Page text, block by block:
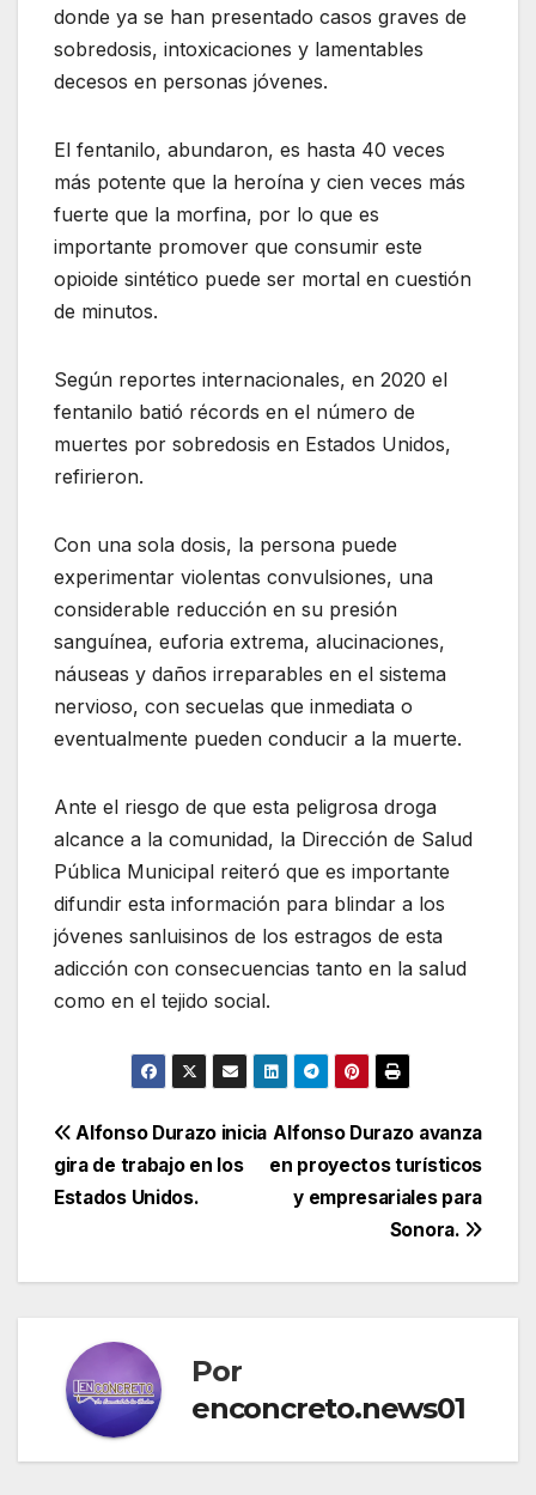
donde ya se han presentado casos graves de
sobredosis, intoxicaciones y lamentables
decesos en personas jóvenes.
El fentanilo, abundaron, es hasta 40 veces
más potente que la heroína y cien veces más
fuerte que la morfina, por lo que es
importante promover que consumir este
opioide sintético puede ser mortal en cuestión
de minutos.
Según reportes internacionales, en 2020 el
fentanilo batió récords en el número de
muertes por sobredosis en Estados Unidos,
refirieron.
Con una sola dosis, la persona puede
experimentar violentas convulsiones, una
considerable reducción en su presión
sanguínea, euforia extrema, alucinaciones,
náuseas y daños irreparables en el sistema
nervioso, con secuelas que inmediata o
eventualmente pueden conducir a la muerte.
Ante el riesgo de que esta peligrosa droga
alcance a la comunidad, la Dirección de Salud
Pública Municipal reiteró que es importante
difundir esta información para blindar a los
jóvenes sanluisinos de los estragos de esta
adicción con consecuencias tanto en la salud
como en el tejido social.
Navegación
de
Alfonso Durazo avanza
en proyectos turísticos
y empresariales para
Sonora.
Alfonso Durazo inicia
gira de trabajo en los
Estados Unidos.
Por
enconcreto.news01